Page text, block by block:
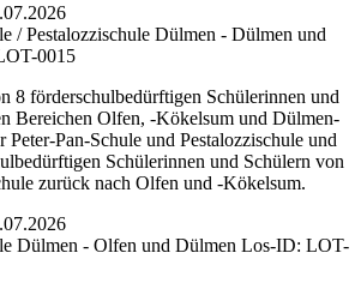
/ Pestalozzischule Dülmen - Dülmen und
0015
8 förderschulbedürftigen Schülerinnen und
Bereichen Olfen, -Kökelsum und Dülmen-
Peter-Pan-Schule und Pestalozzischule und
Schülerinnen und Schülern von
zurück nach Olfen und -Kökelsum.
Dülmen - Olfen und Dülmen Los-ID: LOT-